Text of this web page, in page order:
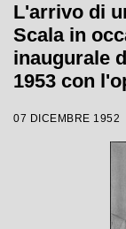
L'arrivo di
Scala in
inaugurale
1953 con
regia di Carl
07 DICEMBRE 1952